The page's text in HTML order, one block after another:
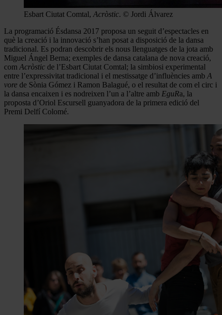
Esbart Ciutat Comtal, Acròstic. © Jordi Álvarez
La programació Ésdansa 2017 proposa un seguit d’espectacles en
què la creació i la innovació s’han posat a disposició de la dansa
tradicional. Es podran descobrir els nous llenguatges de la jota amb
Miguel Ángel Berna; exemples de dansa catalana de nova creació,
com Acròstic de l’Esbart Ciutat Comtal; la simbiosi experimental
entre l’expressivitat tradicional i el mestissatge d’influències amb A
vore de Sònia Gómez i Ramon Balagué, o el resultat de com el circ i
la dansa encaixen i es nodreixen l’un a l’altre amb EguRa, la
proposta d’Oriol Escursell guanyadora de la primera edició del
Premi Delfí Colomé.